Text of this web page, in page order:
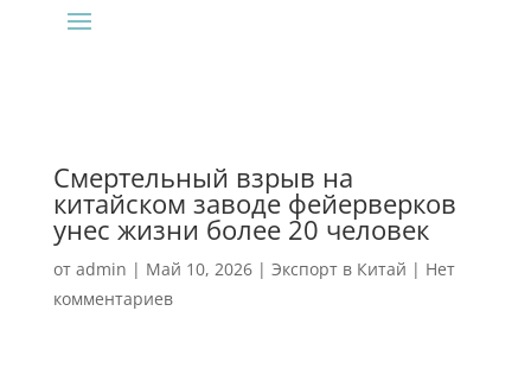
Смертельный взрыв на
китайском заводе фейерверков
унес жизни более 20 человек
от admin | Май 10, 2026| Экспорт в Китай | Нет
комментариев